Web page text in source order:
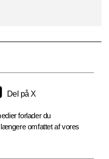
Del på X
forlader du
omfattet af vores